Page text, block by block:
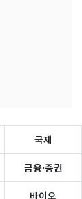
국제
금융·증권
바이오